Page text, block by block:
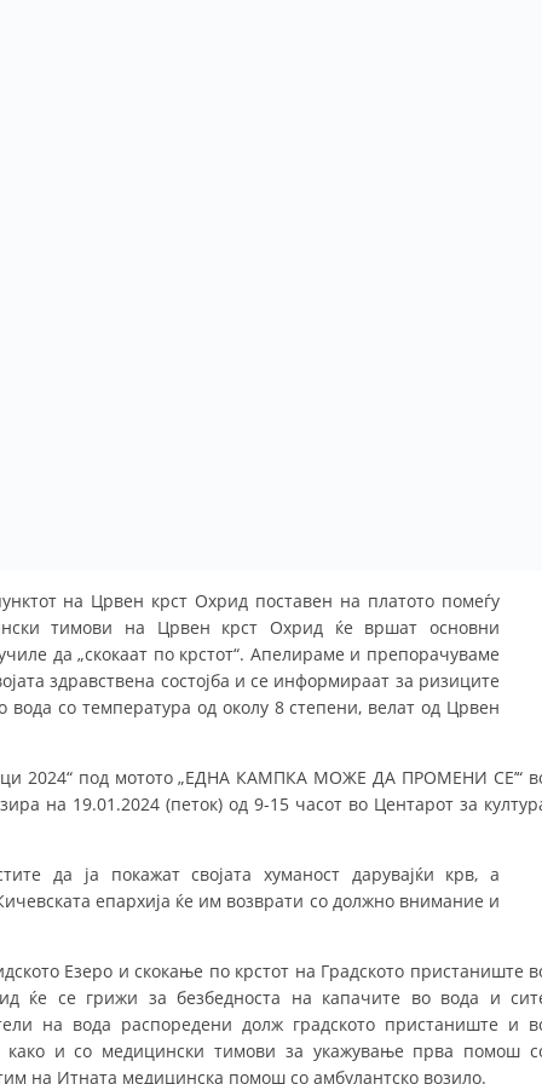
ФОРМУЛАРИ ЗА БАРАЊА
ЗДРАВСТВЕНО ПРЕВЕНТИВНА ДЕЈНОСТ
ПРВА ПОМОШ
ИНФОРМАЦИИ ЗА БОЛЕСТИ
ДЕЈСТВУВАЊЕ
на Црвен крст Охрид поставен на платото помеѓу
тимови на Црвен крст Охрид ќе вршат основни
да „скокаат по крстот“. Апелираме и препорачуваме
здравствена состојба и се информираат за ризиците
вода со температура од околу 8 степени, велат од Црвен
2024“ под мотото „ЕДНА КАМПКА МОЖЕ ДА ПРОМЕНИ СЕ’“
на 19.01.2024 (петок) од 9-15 часот во Центарот за
да ја покажат својата хуманост дарувајќи крв, а
епархија ќе им возврати со должно внимание и
Езеро и скокање по крстот на Градското пристаниште
ќе се грижи за безбедноста на капачите во вода и
на вода распоредени долж градското пристаниште и
како и со медицински тимови за укажување прва помош
на Итната медицинска помош со амбулантско возило.